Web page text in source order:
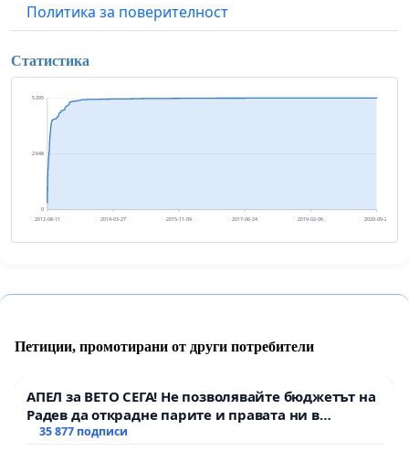
Политика за поверителност
Статистика
0
2 648
5 295
2012-08-11 2014-03-27 2015-11-09 2017-06-24 2019-02-06 2020-09-21
Петиции, промотирани от други потребители
АПЕЛ за ВЕТО СЕГА! Не позволявайте бюджетът на
Радев да открадне парите и правата ни в
тъмното
35 877 подписи